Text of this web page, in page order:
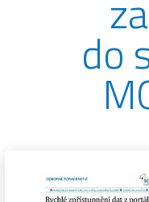
do